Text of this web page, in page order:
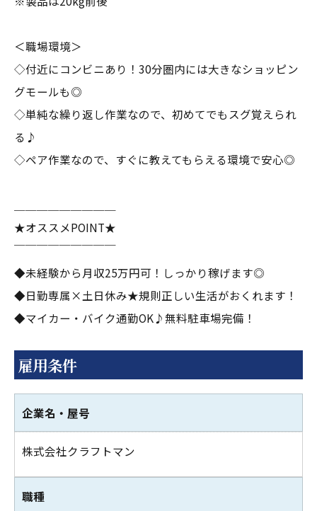
＜職場環境＞
◇付近にコンビニあり！30分圏内には大きなショッピン
グモールも◎
◇単純な繰り返し作業なので、初めてでもスグ覚えられ
る♪
◇ペア作業なので、すぐに教えてもらえる環境で安心◎
★オススメPOINT★
￣￣￣￣￣￣￣￣￣
◆未経験から月収25万円可！しっかり稼げます◎
◆日勤専属×土日休み★規則正しい生活がおくれます！
◆マイカー・バイク通勤OK♪無料駐車場完備！
雇用条件
企業名・屋号
株式会社クラフトマン
職種